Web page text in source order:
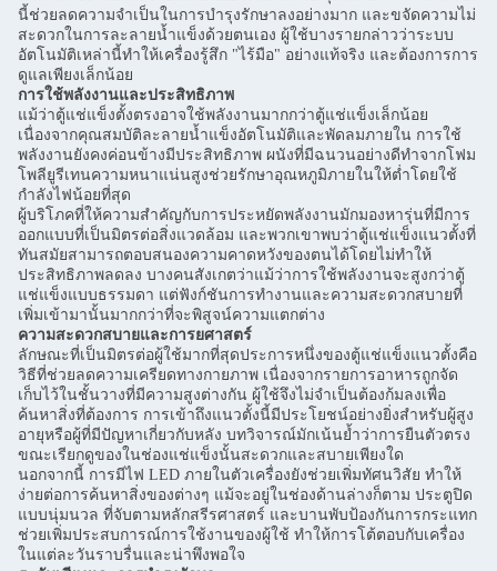
นี้ช่วยลดความจำเป็นในการบำรุงรักษาลงอย่างมาก และขจัดความไม่
สะดวกในการละลายน้ำแข็งด้วยตนเอง ผู้ใช้บางรายกล่าวว่าระบบ
อัตโนมัติเหล่านี้ทำให้เครื่องรู้สึก "ไร้มือ" อย่างแท้จริง และต้องการการ
ดูแลเพียงเล็กน้อย
การใช้พลังงานและประสิทธิภาพ
แม้ว่าตู้แช่แข็งตั้งตรงอาจใช้พลังงานมากกว่าตู้แช่แข็งเล็กน้อย
เนื่องจากคุณสมบัติละลายน้ำแข็งอัตโนมัติและพัดลมภายใน การใช้
พลังงานยังคงค่อนข้างมีประสิทธิภาพ ผนังที่มีฉนวนอย่างดีทำจากโฟม
โพลียูรีเทนความหนาแน่นสูงช่วยรักษาอุณหภูมิภายในให้ต่ำโดยใช้
กำลังไฟน้อยที่สุด
ผู้บริโภคที่ให้ความสำคัญกับการประหยัดพลังงานมักมองหารุ่นที่มีการ
ออกแบบที่เป็นมิตรต่อสิ่งแวดล้อม และพวกเขาพบว่าตู้แช่แข็งแนวตั้งที่
ทันสมัยสามารถตอบสนองความคาดหวังของตนได้โดยไม่ทำให้
ประสิทธิภาพลดลง บางคนสังเกตว่าแม้ว่าการใช้พลังงานจะสูงกว่าตู้
แช่แข็งแบบธรรมดา แต่ฟังก์ชันการทำงานและความสะดวกสบายที่
เพิ่มเข้ามานั้นมากกว่าที่จะพิสูจน์ความแตกต่าง
ความสะดวกสบายและการยศาสตร์
ลักษณะที่เป็นมิตรต่อผู้ใช้มากที่สุดประการหนึ่งของตู้แช่แข็งแนวตั้งคือ
วิธีที่ช่วยลดความเครียดทางกายภาพ เนื่องจากรายการอาหารถูกจัด
เก็บไว้ในชั้นวางที่มีความสูงต่างกัน ผู้ใช้จึงไม่จำเป็นต้องก้มลงเพื่อ
ค้นหาสิ่งที่ต้องการ การเข้าถึงแนวตั้งนี้มีประโยชน์อย่างยิ่งสำหรับผู้สูง
อายุหรือผู้ที่มีปัญหาเกี่ยวกับหลัง บทวิจารณ์มักเน้นย้ำว่าการยืนตัวตรง
ขณะเรียกดูของในช่องแช่แข็งนั้นสะดวกและสบายเพียงใด
นอกจากนี้ การมีไฟ LED ภายในตัวเครื่องยังช่วยเพิ่มทัศนวิสัย ทำให้
ง่ายต่อการค้นหาสิ่งของต่างๆ แม้จะอยู่ในช่องด้านล่างก็ตาม ประตูปิด
แบบนุ่มนวล ที่จับตามหลักสรีรศาสตร์ และบานพับป้องกันการกระแทก
ช่วยเพิ่มประสบการณ์การใช้งานของผู้ใช้ ทำให้การโต้ตอบกับเครื่อง
ในแต่ละวันราบรื่นและน่าพึงพอใจ